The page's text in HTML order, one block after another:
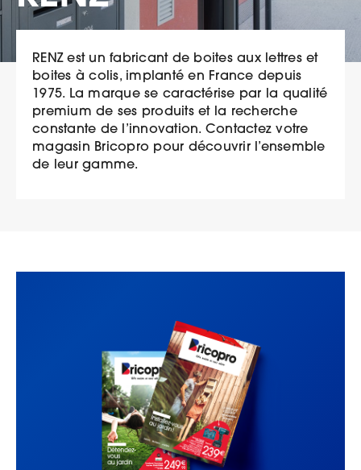
RENZ est un fabricant de boites aux lettres et
boites à colis, implanté en France depuis
1975. La marque se caractérise par la qualité
premium de ses produits et la recherche
constante de l’innovation. Contactez votre
magasin Bricopro pour découvrir l’ensemble
de leur gamme.